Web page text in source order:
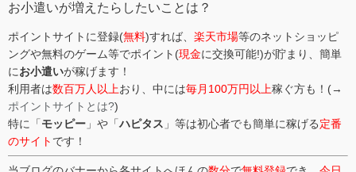
お小遣いが増えたらしたいことは？
ポイントサイトに登録(無料)すれば、 楽天市場等のネットショッピ
ングや無料のゲーム等でポイント(現金に交換可能!)が貯まり、簡単
にお小遣いが稼げます！
利用者は数百万人以上おり、中には毎月100万円以上稼ぐ方も！(→
ポイントサイトとは?)
特に「モッピー 」や「ハピタス 」等は初心者でも簡単に稼げる定番
のサイト です！